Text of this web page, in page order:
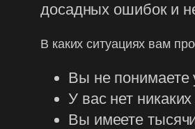
досадных ошибок и
В каких ситуациях вам
Вы не понимаете
У вас нет
Вы имеете